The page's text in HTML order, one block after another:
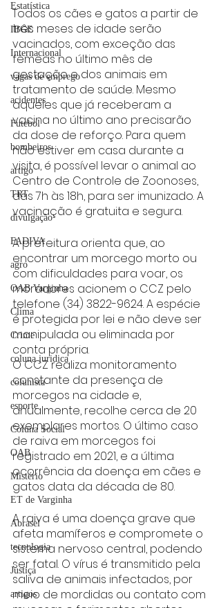
Estatística
IBGE
Internacional
vagas de emprego
acidentes
Futebol
bombeiros
artigo
TRT
divulgação
FADIVA
agro
OAB Varginha
Clima
Crime
coluna juridica
colunista
esporte
Coluna Social
OAB
Mistério
ET de Varginha
Abrasel
tecnologia
Justiça
artigos
Todos os cães e gatos a partir de
três meses de idade serão
vacinados, com exceção das
fêmeas no último mês de
gestação e dos animais em
tratamento de saúde. Mesmo
aqueles que já receberam a
vacina no último ano precisarão
da dose de reforço. Para quem
não estiver em casa durante a
visita, é possível levar o animal ao
Centro de Controle de Zoonoses,
das 7h às 18h, para ser imunizado. A
vacinação é gratuita e segura.
A prefeitura orienta que, ao
encontrar um morcego morto ou
com dificuldades para voar, os
moradores acionem o CCZ pelo
telefone (34) 3822-9624. A espécie
é protegida por lei e não deve ser
manipulada ou eliminada por
conta própria.
O CCZ realiza monitoramento
constante da presença de
morcegos na cidade e,
anualmente, recolhe cerca de 20
exemplares mortos. O último caso
de raiva em morcegos foi
registrado em 2021, e a última
ocorrência da doença em cães e
gatos data da década de 80.
A raiva é uma doença grave que
afeta mamíferos e compromete o
sistema nervoso central, podendo
ser fatal. O vírus é transmitido pela
saliva de animais infectados, por
meio de mordidas ou contato com